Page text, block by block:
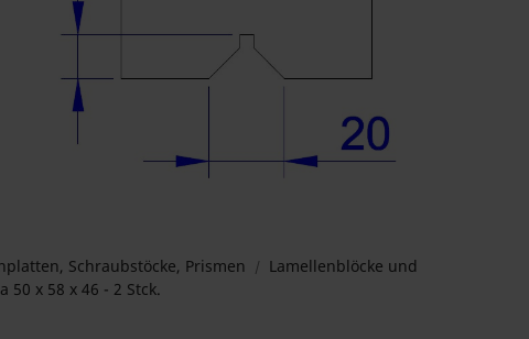
Schraubstöcke, Prismen
Lamellenblöcke und
50 x 58 x 46 - 2 Stck.